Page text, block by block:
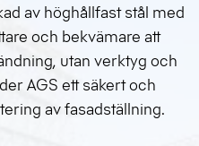
av höghållfast stål med
och bekvämare att
utan verktyg och
AGS ett säkert och
av fasadställning.